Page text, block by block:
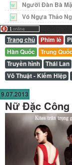
W Người Đàn Bà
W Vó Ngựa Thảo
Trang chủ Phim lẻ
Hàn Quốc
Trung Quốc
Truyền hình
Thái Lan
Võ Thuật - Kiếm Hiệp
9.07.2013
Nữ Đặc Công